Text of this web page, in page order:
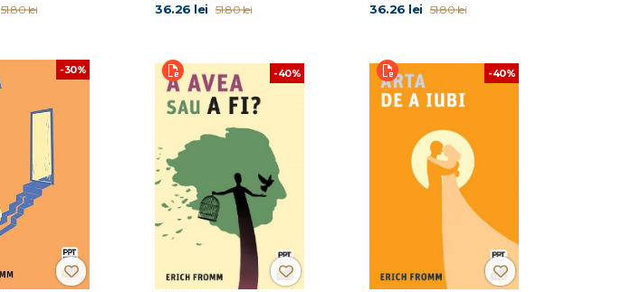
51.80 lei 36.26 lei 51.80 lei 36.26 lei 51.80 lei
-30% -40% -40%